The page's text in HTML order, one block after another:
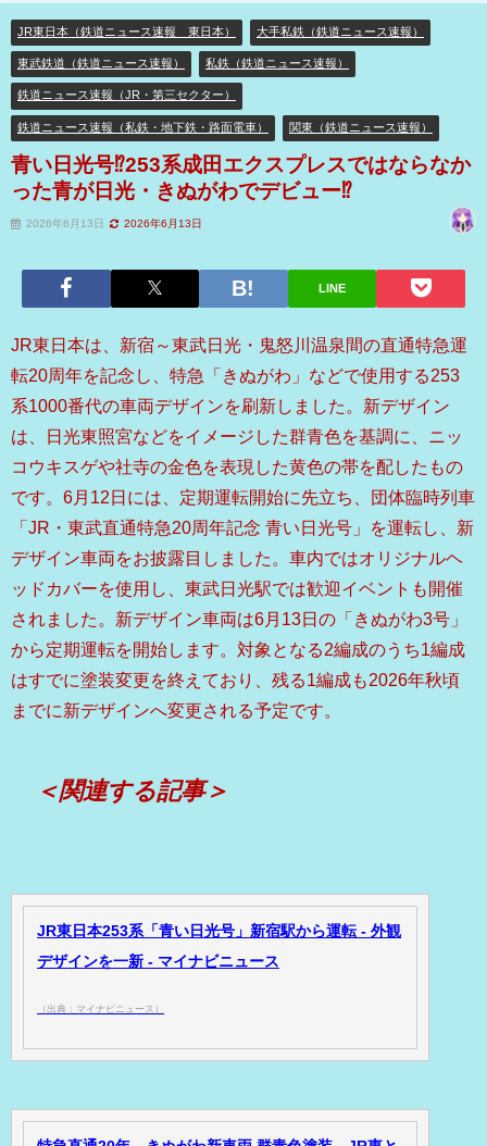
JR東日本（鉄道ニュース速報 東日本）
大手私鉄（鉄道ニュース速報）
東武鉄道（鉄道ニュース速報） 私鉄（鉄道ニュース速報）
鉄道ニュース速報（JR・第三セクター）
鉄道ニュース速報（私鉄・地下鉄・路面電車） 関東（鉄道ニュース速報）
青い日光号⁉253系成田エクスプレスではならなか
った青が日光・きぬがわでデビュー⁉
2026年6月13日 2026年6月13日
LINE
JR東日本は、新宿～東武日光・鬼怒川温泉間の直通特急運
転20周年を記念し、特急「きぬがわ」などで使用する253
系1000番代の車両デザインを刷新しました。新デザイン
は、日光東照宮などをイメージした群青色を基調に、ニッ
コウキスゲや社寺の金色を表現した黄色の帯を配したもの
です。6月12日には、定期運転開始に先立ち、団体臨時列車
「JR・東武直通特急20周年記念 青い日光号」を運転し、新
デザイン車両をお披露目しました。車内ではオリジナルヘ
ッドカバーを使用し、東武日光駅では歓迎イベントも開催
されました。新デザイン車両は6月13日の「きぬがわ3号」
から定期運転を開始します。対象となる2編成のうち1編成
はすでに塗装変更を終えており、残る1編成も2026年秋頃
までに新デザインへ変更される予定です。
＜関連する記事＞
JR東日本253系「青い日光号」新宿駅から運転 - 外観
デザインを一新 - マイナビニュース
（出典：マイナビニュース）